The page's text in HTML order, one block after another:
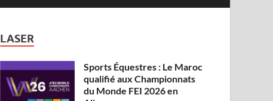
LASER
Sports Équestres : Le Maroc
qualifié aux Championnats
du Monde FEI 2026 en